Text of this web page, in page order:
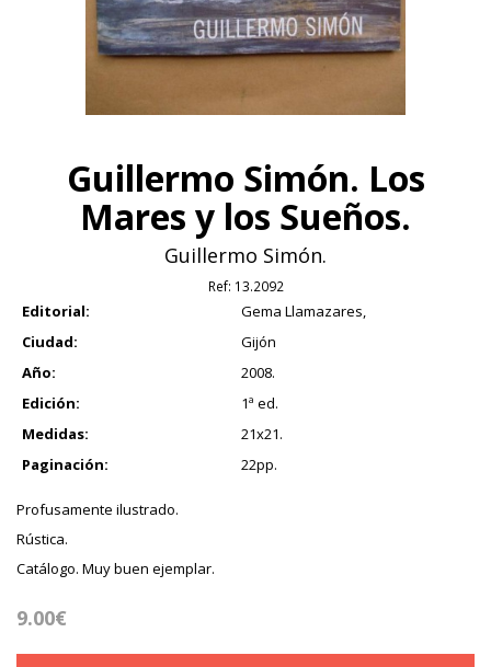
Guillermo Simón. Los
Mares y los Sueños.
Guillermo Simón.
Ref: 13.2092
Editorial:
Gema Llamazares,
Ciudad:
Gijón
Año:
2008.
Edición:
1ª ed.
Medidas:
21x21.
Paginación:
22pp.
Profusamente ilustrado.
Rústica.
Catálogo. Muy buen ejemplar.
9.00€